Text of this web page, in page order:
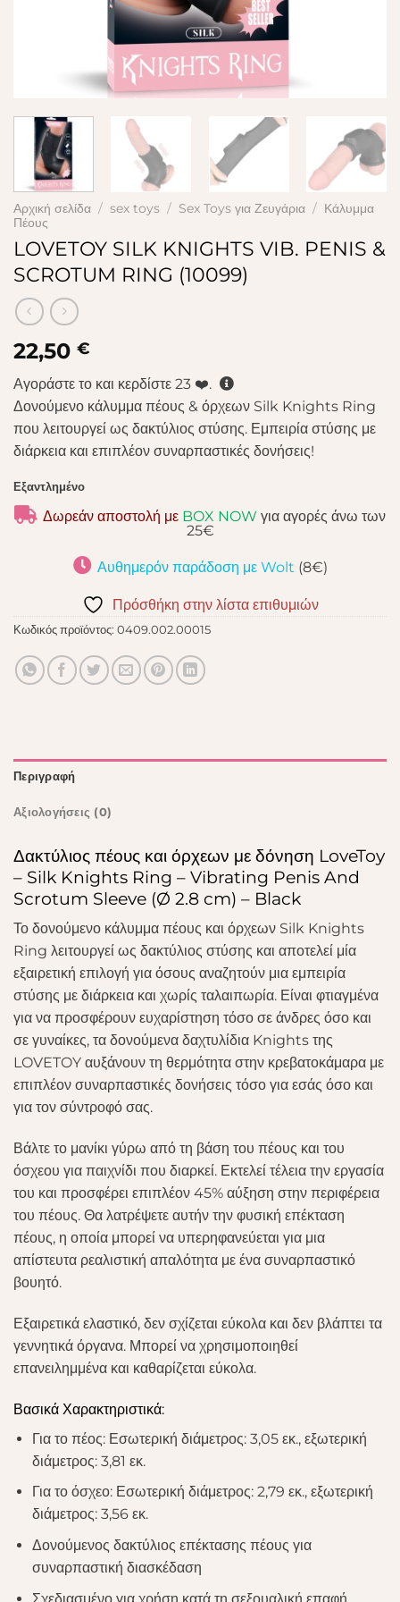
Αρχική σελίδα / sex toys / Sex Toys για Ζευγάρια / Κάλυμμα
Πέους
LOVETOY SILK KNIGHTS VIB. PENIS &
SCROTUM RING (10099)
22,50 €
Αγοράστε το και κερδίστε 23 ❤️.
Δονούμενο κάλυμμα πέους & όρχεων Silk Knights Ring
που λειτουργεί ως δακτύλιος στύσης. Εμπειρία στύσης με
διάρκεια και επιπλέον συναρπαστικές δονήσεις!
Εξαντλημένο
Δωρεάν αποστολή με BOX NOW για αγορές άνω των
25€
Αυθημερόν παράδοση με Wolt (8€)
Πρόσθήκη στην λίστα επιθυμιών
Κωδικός προϊόντος: 0409.002.00015
Περιγραφή
Αξιολογήσεις (0)
Δακτύλιος πέους και όρχεων με δόνηση LoveToy
– Silk Knights Ring – Vibrating Penis And
Scrotum Sleeve (Ø 2.8 cm) – Black
Το δονούμενο κάλυμμα πέους και όρχεων Silk Knights
Ring λειτουργεί ως δακτύλιος στύσης και αποτελεί μία
εξαιρετική επιλογή για όσους αναζητούν μια εμπειρία
στύσης με διάρκεια και χωρίς ταλαιπωρία. Είναι φτιαγμένα
για να προσφέρουν ευχαρίστηση τόσο σε άνδρες όσο και
σε γυναίκες, τα δονούμενα δαχτυλίδια Knights της
LOVETOY αυξάνουν τη θερμότητα στην κρεβατοκάμαρα με
επιπλέον συναρπαστικές δονήσεις τόσο για εσάς όσο και
για τον σύντροφό σας.
Βάλτε το μανίκι γύρω από τη βάση του πέους και του
όσχεου για παιχνίδι που διαρκεί. Εκτελεί τέλεια την εργασία
του και προσφέρει επιπλέον 45% αύξηση στην περιφέρεια
του πέους. Θα λατρέψετε αυτήν την φυσική επέκταση
πέους, η οποία μπορεί να υπερηφανεύεται για μια
απίστευτα ρεαλιστική απαλότητα με ένα συναρπαστικό
βουητό.
Εξαιρετικά ελαστικό, δεν σχίζεται εύκολα και δεν βλάπτει τα
γεννητικά όργανα. Μπορεί να χρησιμοποιηθεί
επανειλημμένα και καθαρίζεται εύκολα.
Βασικά Χαρακτηριστικά:
Για το πέος: Εσωτερική διάμετρος: 3,05 εκ., εξωτερική
διάμετρος: 3,81 εκ.
Για το όσχεο: Εσωτερική διάμετρος: 2,79 εκ., εξωτερική
διάμετρος: 3,56 εκ.
Δονούμενος δακτύλιος επέκτασης πέους για
συναρπαστική διασκέδαση
Σχεδιασμένο για χρήση κατά τη σεξουαλική επαφή